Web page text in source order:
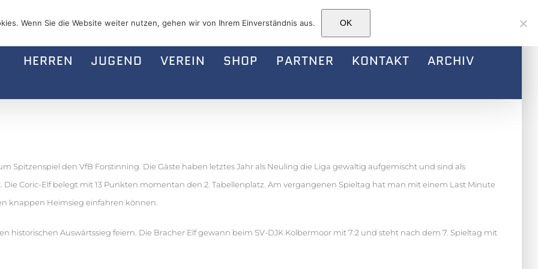
HERREN JUGEND VEREIN SHOP PARTNER KONTAKT ARCHIV
Spitzenspiel den VfB Forstinning. Die Gäste haben letztes Jahr als Neuling die Liga gewaltig aufgemischt und sind als
Coric-Elf belegt mit 13 Punkten momentan den 2. Tabellenplatz. Am vergangenen Spieltag hat man mit einem Last Minute
knappen Heimsieg einfahren können.
historischen Auswärtssieg feiern. Die Bracher Elf gewann beim SV-DJK Kolbermoor mit 7:2 und steht nach dem 7. Spieltag mit
Wenn Sie die Website weiter nutzen, gehen wir von Ihrem Einverständnis aus. OK